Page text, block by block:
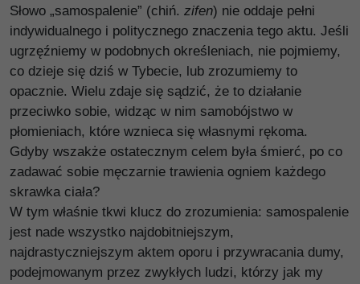
Słowo „samospalenie” (chiń. zifen) nie oddaje pełni
indywidualnego i politycznego znaczenia tego aktu. Jeśli
ugrzęźniemy w podobnych określeniach, nie pojmiemy,
co dzieje się dziś w Tybecie, lub zrozumiemy to
opacznie. Wielu zdaje się sądzić, że to działanie
przeciwko sobie, widząc w nim samobójstwo w
płomieniach, które wznieca się własnymi rękoma.
Gdyby wszakże ostatecznym celem była śmierć, po co
zadawać sobie męczarnie trawienia ogniem każdego
skrawka ciała?
W tym właśnie tkwi klucz do zrozumienia: samospalenie
jest nade wszystko najdobitniejszym,
najdrastyczniejszym aktem oporu i przywracania dumy,
podejmowanym przez zwykłych ludzi, którzy jak my